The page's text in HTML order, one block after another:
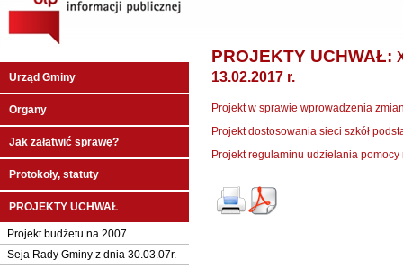
Urząd Gminy
Organy
Jak załatwić sprawę?
Protokoły, statuty
PROJEKTY UCHWAŁ
Projekt budżetu na 2007
Seja Rady Gminy z dnia 30.03.07r.
PROJEKTY UCHWAŁ:
13.02.2017 r.
Projekt w sprawie wprowadzenia
Projekt dostosowania sieci szkół
Projekt regulaminu udzielania